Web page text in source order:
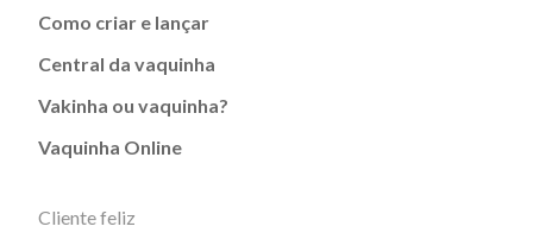
Como criar e lançar
Central da vaquinha
Vakinha ou vaquinha?
Vaquinha Online
Cliente feliz